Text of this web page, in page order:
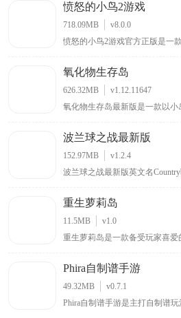
争工艺。该游戏场景设计宏伟，
不同国家划分出来疆域，你将依
突破各个国家的防御，好吸取
多样，具备的玩法也非常丰富，
愤怒的小鸟2游戏
718.09MB
v8.0.0
愤怒的小鸟2游戏官方正版是一
现有了很大的提升，场景立体效
玩家带来很强的视觉冲击力，而
的加持下，显得更加生动可爱
惊喜。
氧化物生存岛
626.32MB
v1.12.11647
氧化物生存岛最新版是一款以
表、服装列表信息，岛上有废弃
等建筑物场景可供探索，但要留
波兰球之战最新版
152.97MB
v1.2.4
波兰球之战最新版英文名
双玩法，玩家任选国家阵营执掌
种编组、外交博弈，稳步扩张国
级大国。游戏原生支持简体中
游玩，兼顾趣味玩梗与深度策
重生萝莉岛
11.5MB
v1.0
重生萝莉岛是一款备受玩家喜
过多样化剧情选择与互动玩法体
戏场景设计精良、角色形象生动
充满趣味性
Phira自制谱手游
49.32MB
v0.7.1
Phira自制谱手游是主打自制谱